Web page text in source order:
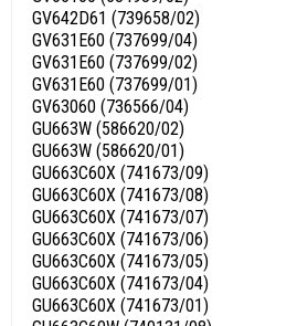
GV642D61 (739658/02)
GV631E60 (737699/04)
GV631E60 (737699/02)
GV631E60 (737699/01)
GV63060 (736566/04)
GU663W (586620/02)
GU663W (586620/01)
GU663C60X (741673/09)
GU663C60X (741673/08)
GU663C60X (741673/07)
GU663C60X (741673/06)
GU663C60X (741673/05)
GU663C60X (741673/04)
GU663C60X (741673/01)